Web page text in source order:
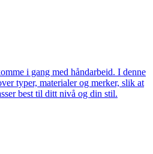
i gang med håndarbeid. I denne
typer, materialer og merker, slik at
best til ditt nivå og din stil.